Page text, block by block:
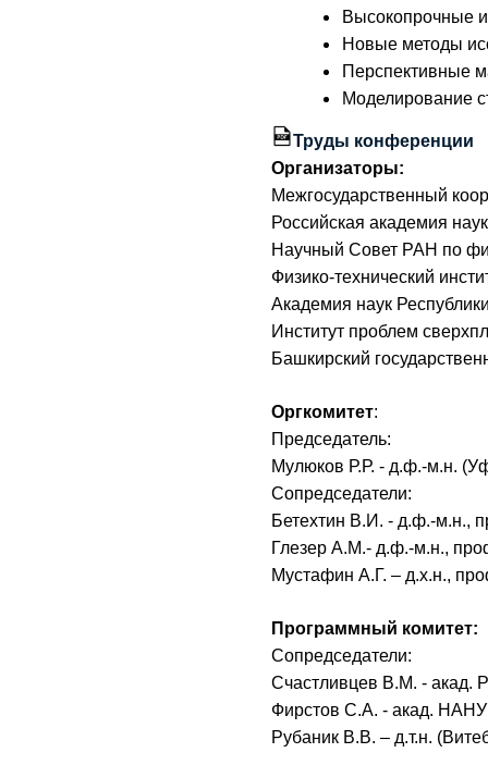
Высокопрочные
Новые методы
Перспективные
Моделирование
Труды конференции
Организаторы:
Межгосударственный
Российская академия наук
Научный Совет РАН по
Физико-технический
Академия наук
Институт проблем
Башкирский
Оргкомитет:
Председатель:
Мулюков Р.Р. - д.ф.-м.н.
Сопредседатели:
Бетехтин В.И. - д.ф.-м.н.,
Глезер А.М.- д.ф.-м.н.,
Мустафин А.Г. – д.х.н.,
Программный комитет:
Сопредседатели:
Счастливцев В.М. - акад.
Фирстов С.А. - акад. НАНУ
Рубаник В.В. – д.т.н.